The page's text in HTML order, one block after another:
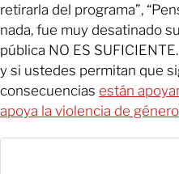
retirarla del programa”,
nada, fue muy desatinado
pública NO ES
y si ustedes permitan que
consecuencias están
apoya la violencia de género